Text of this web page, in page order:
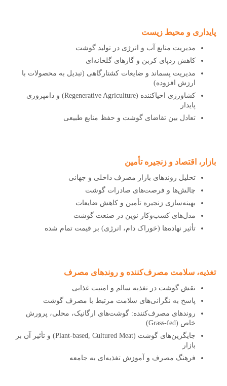
پایداری و محیط زیست
مدیریت منابع آب و انرژی در تولید گوشت
کاهش ردپای کربن و گازهای گلخانه‌ای
مدیریت پسماند و ضایعات کشتارگاهی (تبدیل به محصولات با
ارزش افزوده)
کشاورزی احیاکننده (Regenerative Agriculture) و دامپروری
پایدار
تعادل بین تقاضای گوشت و حفظ منابع طبیعی
بازار، اقتصاد و زنجیره تأمین
تحلیل روندهای بازار مصرف داخلی و جهانی
چالش‌ها و فرصت‌های صادرات گوشت
بهینه‌سازی زنجیره تأمین و کاهش ضایعات
مدل‌های کسب‌وکار نوین در صنعت گوشت
تأثیر نهاده‌ها (خوراک دام، انرژی) بر قیمت تمام شده
تغذیه، سلامت مصرف‌کننده و روندهای مصرف
نقش گوشت در تغذیه سالم و امنیت غذایی
پاسخ به نگرانی‌های سلامت مرتبط با مصرف گوشت
روندهای مصرف‌کننده: گوشت‌های ارگانیک، محلی، پرورش
خاص (Grass-fed)
جایگزین‌های گوشت (Plant-based, Cultured Meat) و تأثیر آن بر
بازار
فرهنگ مصرف و آموزش تغذیه‌ای به جامعه